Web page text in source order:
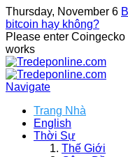
Thursday, November 6
bitcoin hay không?
Please enter
works
Navigate
Trang Nhà
English
Thời Sự
Thế Giới